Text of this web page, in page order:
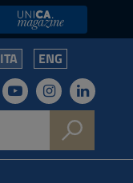
UniCA News
ITA ENG